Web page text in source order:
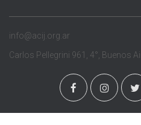
info@acij.org.ar
Carlos Pellegrini 961, 4°, Buenos